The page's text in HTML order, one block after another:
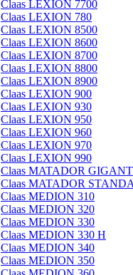
Claas LEXION 7700
Claas LEXION 780
Claas LEXION 8500
Claas LEXION 8600
Claas LEXION 8700
Claas LEXION 8800
Claas LEXION 8900
Claas LEXION 900
Claas LEXION 930
Claas LEXION 950
Claas LEXION 960
Claas LEXION 970
Claas LEXION 990
Claas MATADOR GIGANT
Claas MATADOR
Claas MEDION 310
Claas MEDION 320
Claas MEDION 330
Claas MEDION 330 H
Claas MEDION 340
Claas MEDION 350